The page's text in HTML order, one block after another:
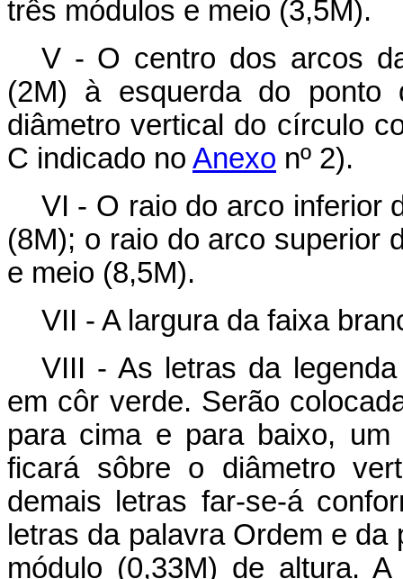
três módulos e meio (3,5M).
V - O centro dos arcos
(2M) à esquerda do ponto
diâmetro vertical do círculo
C indicado no Anexo nº 2).
VI - O raio do arco inferior
(8M); o raio do arco superior
e meio (8,5M).
VII - A largura da faixa
VIII - As letras da
em côr verde. Serão
para cima e para baixo,
ficará sôbre o diâmetro
demais letras far-se-á
letras da palavra Ordem e
módulo (0,33M) de altura.